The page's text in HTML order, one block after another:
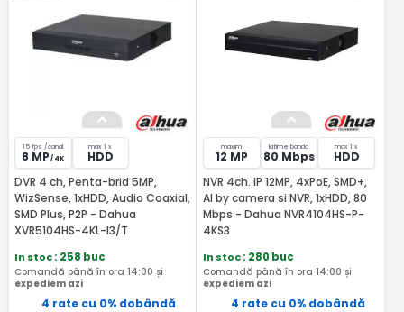
15 fps /canal
8 MP / 4K
max 1 x
HDD
DVR 4 ch, Penta-brid 5MP,
WizSense, 1xHDD, Audio Coaxial,
SMD Plus, P2P - Dahua
XVR5104HS-4KL-I3/T
In stoc: 258 buc
Comandă până în ora 14:00 și
expediem azi
4 rate cu 0% dobândă
maxim
12 MP
latime banda
80 Mbps
max 1 x
HDD
NVR 4ch. IP 12MP, 4xPoE, SMD+,
AI by camera si NVR, 1xHDD, 80
Mbps - Dahua NVR4104HS-P-
4KS3
In stoc: 280 buc
Comandă până în ora 14:00 și
expediem azi
4 rate cu 0% dobândă